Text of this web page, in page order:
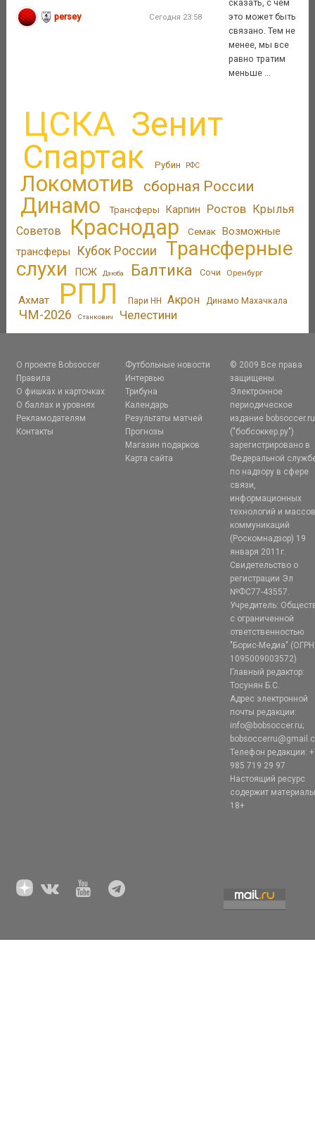
persey Сегодня 23:58
сказать, с чем
это может быть
связано. Тем не
менее, мы все
равно тратим
меньше ...
ЦСКА Зенит
Спартак Рубин РФС
Локомотив сборная России
Динамо Трансферы Карпин Ростов
Крылья
Советов
Краснодар Семак Возможные
трансферы
Кубок России
Трансферные
слухи
ПСЖ Дзюба Балтика Сочи Оренбург
Ахмат РПЛ Пари НН Акрон Динамо Махачкала
ЧМ-2026 Станкович Челестини
О проекте Bobsoccer
Правила
О фишках и карточках
О баллах и уровнях
Рекламодателям
Контакты
Футбольные новости
Интервью
Трибуна
Календарь
Результаты матчей
Прогнозы
Магазин подарков
Карта сайта
© 2009 Все права
защищены.
Электронное
периодическое
издание bobsoccer.ru
("бобсоккер.ру")
зарегистрировано в
Федеральной
по надзору в сфере
связи,
информационных
технологий и
коммуникаций
(Роскомнадзор) 19
января 2011г.
Свидетельство о
регистрации Эл
№ФС77-43557.
Учредитель:
с ограниченной
ответственностью
"Борис-Медиа" (ОГРН
1095009003572)
Главный редактор:
Тосунян Б.С.
Адрес электронной
почты редакции:
info@bobsoccer.ru;
Телефон редакции:
985 719 29 97
Настоящий ресурс
содержит
18+